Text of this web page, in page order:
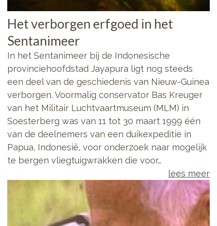
Het verborgen erfgoed in het
Sentanimeer
In het Sentanimeer bij de Indonesische
provinciehoofdstad Jayapura ligt nog steeds
een deel van de geschiedenis van Nieuw-Guinea
verborgen. Voormalig conservator Bas Kreuger
van het Militair Luchtvaartmuseum (MLM) in
Soesterberg was van 11 tot 30 maart 1999 één
van de deelnemers van een duikexpeditie in
Papua, Indonesië, voor onderzoek naar mogelijk
te bergen vliegtuigwrakken die voor…
lees meer